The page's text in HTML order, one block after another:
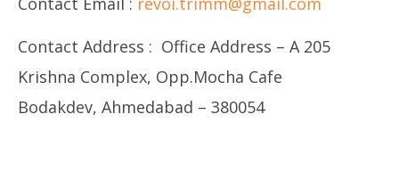
Contact Address : Office Address – A 205
Krishna Complex, Opp.Mocha Cafe
Bodakdev, Ahmedabad – 380054